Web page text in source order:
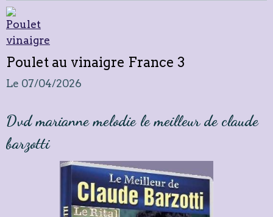
Poulet au vinaigre France 3
Le 07/04/2026
Dvd marianne melodie le meilleur de claude
barzotti